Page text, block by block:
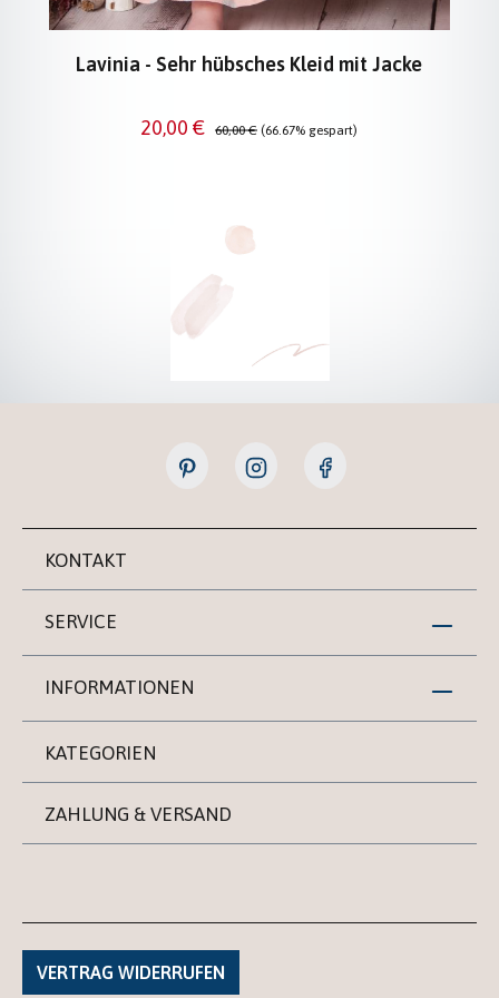
Lavinia - Sehr hübsches Kleid mit Jacke
Verkaufspreis:
20,00 € Regulärer Preis:
60,00 € (66.67% gespart)
KONTAKT
SERVICE
INFORMATIONEN
KATEGORIEN
ZAHLUNG & VERSAND
VERTRAG WIDERRUFEN